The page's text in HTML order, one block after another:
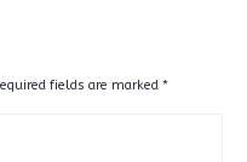
fields are marked *